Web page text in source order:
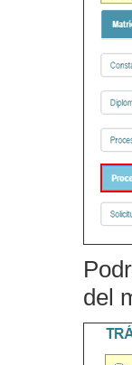
del